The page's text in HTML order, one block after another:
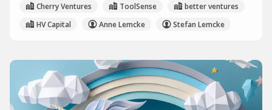
Cherry Ventures
ToolSense
better ventures
HV Capital
Anne Lemcke Stefan Lemcke